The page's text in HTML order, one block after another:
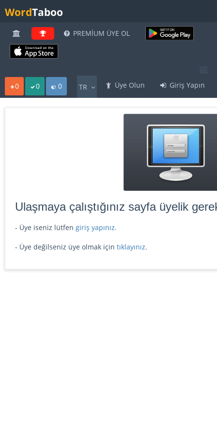
WordTaboo
PREMİUM ÜYE OL
Üye Olun Giriş Yapın
TR
0 0 0
Ulaşmaya çalıştığınız sayfa üyelik
- Üye iseniz lütfen giriş yapınız.
- Üye değilseniz üye olmak için tıklayınız.